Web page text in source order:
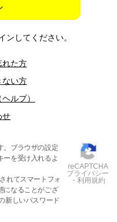
ンしてください。
れた方
ない方
ルプ）
せ
。ブラウザの設定
ーを受け入れるよ
れてスマートフォ
になることがござ
新しいパスワード
reCAPTCHA
プライバシー
・利用規約